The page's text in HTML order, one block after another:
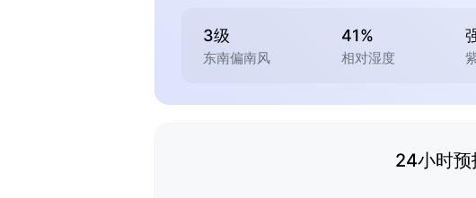
3级
东南偏南风
41%
相对湿度
24小时预